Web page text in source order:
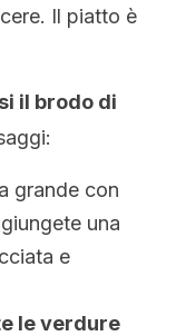
Il piatto è
il brodo di
grande con
una
e
le verdure